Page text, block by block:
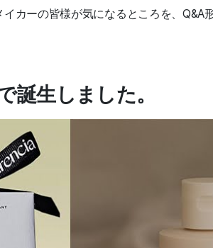
カーの皆様が気になるところを、Q&A
誕生しました。